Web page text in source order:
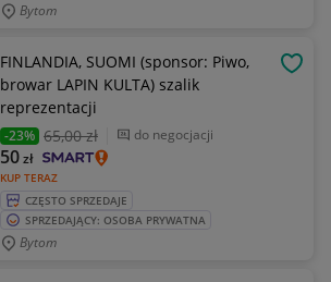
Bytom
FINLANDIA, SUOMI (sponsor: Piwo,
browar LAPIN KULTA) szalik
reprezentacji
-23% 65,00 zł do negocjacji
KUP TERAZ
50zł
CZĘSTO SPRZEDAJE
SPRZEDAJĄCY: OSOBA PRYWATNA
Bytom